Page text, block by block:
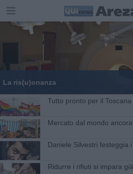
​La ris(u)onanza
Tutto pronto per il
Mercato dal mondo
Daniele Silvestri festeggia
Ridurre i rifiuti si impara